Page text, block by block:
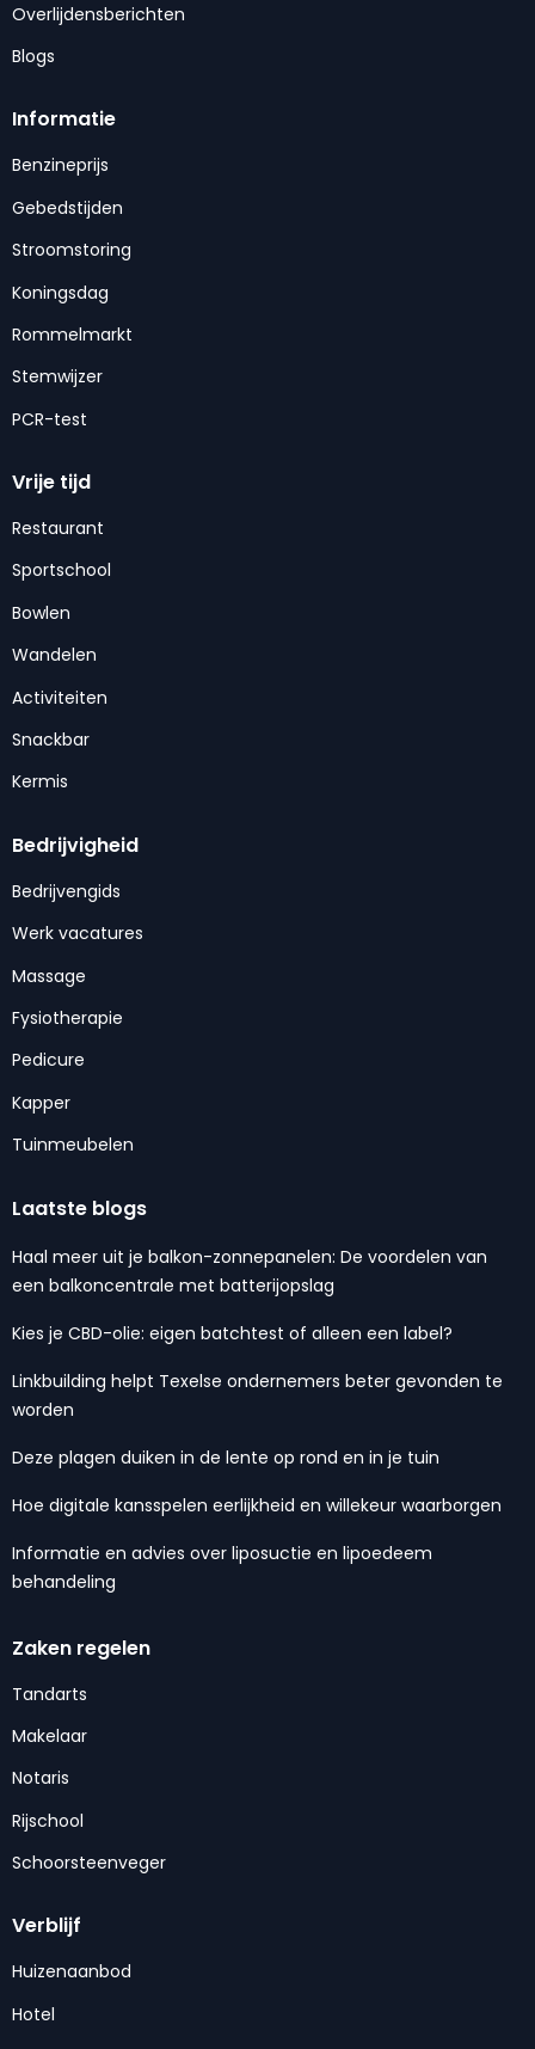
Overlijdensberichten
Blogs
Informatie
Benzineprijs
Gebedstijden
Stroomstoring
Koningsdag
Rommelmarkt
Stemwijzer
PCR-test
Vrije tijd
Restaurant
Sportschool
Bowlen
Wandelen
Activiteiten
Snackbar
Kermis
Bedrijvigheid
Bedrijvengids
Werk vacatures
Massage
Fysiotherapie
Pedicure
Kapper
Tuinmeubelen
Laatste blogs
Haal meer uit je balkon-zonnepanelen: De voordelen van
een balkoncentrale met batterijopslag
Kies je CBD-olie: eigen batchtest of alleen een label?
Linkbuilding helpt Texelse ondernemers beter gevonden te
worden
Deze plagen duiken in de lente op rond en in je tuin
Hoe digitale kansspelen eerlijkheid en willekeur waarborgen
Informatie en advies over liposuctie en lipoedeem
behandeling
Zaken regelen
Tandarts
Makelaar
Notaris
Rijschool
Schoorsteenveger
Verblijf
Huizenaanbod
Hotel